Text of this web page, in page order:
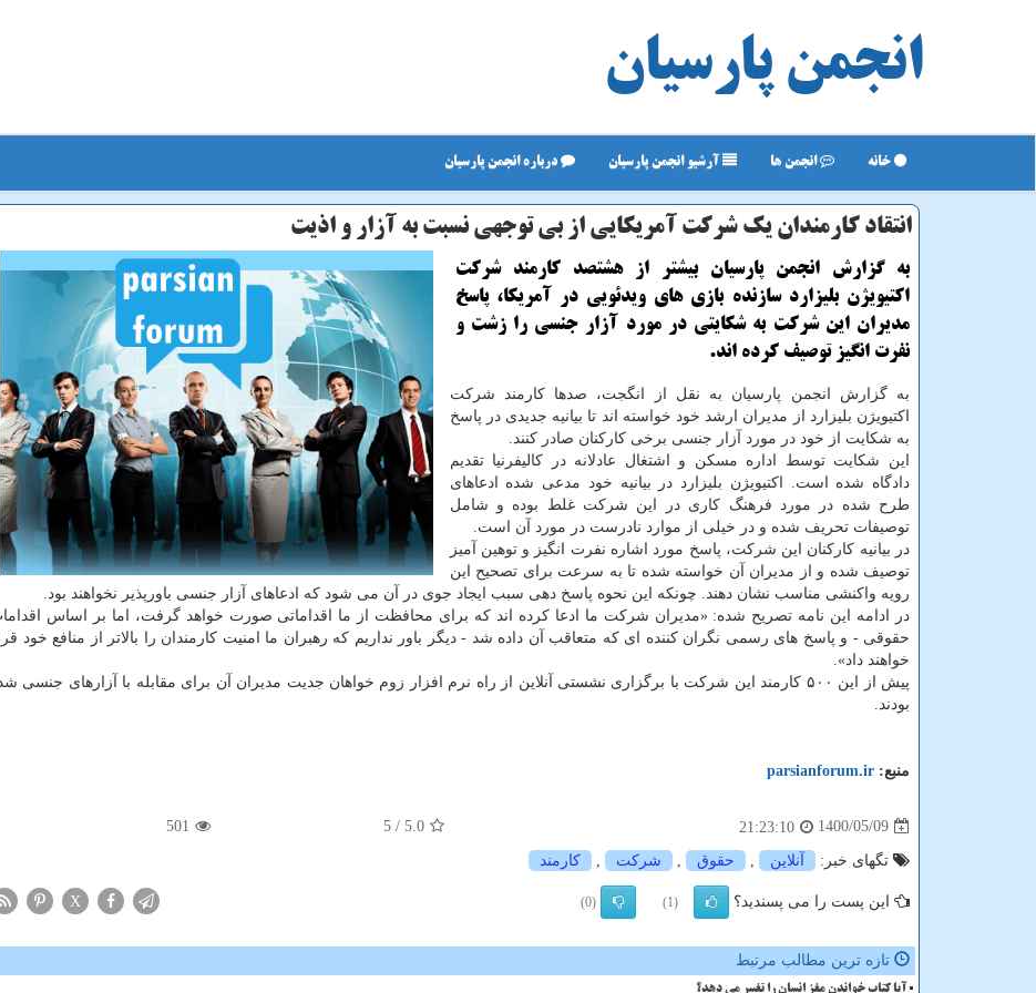
انجمن پارسیان
خانه انجمن ها آرشیو انجمن پارسیان درباره انجمن پارسیان
انتقاد کارمندان یک شرکت آمریکایی از بی توجهی نسبت به آزار و اذیت
به گزارش انجمن پارسیان بیشتر از هشتصد کارمند شرکت
اکتیویژن بلیزارد سازنده بازی های ویدئویی در آمریکا، پاسخ
مدیران این شرکت به شکایتی در مورد آزار جنسی را زشت و
نفرت انگیز توصیف کرده اند.
به گزارش انجمن پارسیان به نقل از انگجت، صدها کارمند شرکت
اکتیویژن بلیزارد از مدیران ارشد خود خواسته اند تا بیانیه جدیدی در پاسخ
به شکایت از خود در مورد آزار جنسی برخی کارکنان صادر کنند.
این شکایت توسط اداره مسکن و اشتغال عادلانه در کالیفرنیا تقدیم
دادگاه شده است. اکتیویژن بلیزارد در بیانیه خود مدعی شده ادعاهای
طرح شده در مورد فرهنگ کاری در این شرکت غلط بوده و شامل
توصیفات تحریف شده و در خیلی از موارد نادرست در مورد آن است.
در بیانیه کارکنان این شرکت، پاسخ مورد اشاره نفرت انگیز و توهین آمیز
توصیف شده و از مدیران آن خواسته شده تا به سرعت برای تصحیح این
رویه واکنشی مناسب نشان دهند. چونکه این نحوه پاسخ دهی سبب ایجاد جوی در آن می شود که ادعاهای آزار جنسی باورپذیر نخواهند بود.
در ادامه این نامه تصریح شده: «مدیران شرکت ما ادعا کرده اند که برای محافظت از ما اقداماتی صورت خواهد گرفت، اما بر اساس
حقوقی - و پاسخ های رسمی نگران کننده ای که متعاقب آن داده شد - دیگر باور نداریم که رهبران ما امنیت کارمندان را بالاتر از منافع خود
خواهند داد».
پیش از این ۵۰۰ کارمند این شرکت با برگزاری نشستی آنلاین از راه نرم افزار زوم خواهان جدیت مدیران آن برای مقابله با آزارهای جنسی
بودند.
منبع: parsianforum.ir
1400/05/09
21:23:10
5.0
/ 5
501
تگهای خبر: آنلاین حقوق شركت كارمند
این پست را می پسندید؟ (1)
(0)
X
تازه ترین مطالب مرتبط
آیا کتاب خواندن مغز انسان را تغییر می دهد؟